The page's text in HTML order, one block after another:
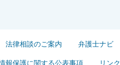
法律相談のご案内 弁護士ナビ
報保護に関する公表事項 リンク